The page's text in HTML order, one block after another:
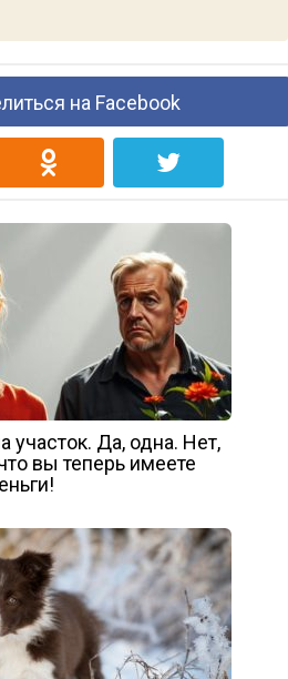
на Facebook
участок. Да, одна. Нет,
вы теперь имеете